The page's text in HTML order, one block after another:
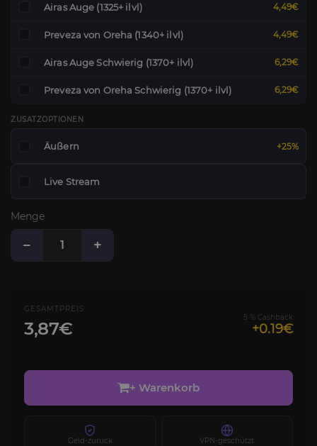
Airas Auge (1325+ ilvl) 4,49€
Preveza von Oreha (1340+ ilvl) 4,49€
Airas Auge Schwierig (1370+ ilvl) 6,29€
Preveza von Oreha Schwierig (1370+ ilvl) 6,29€
ZUSATZOPTIONEN
Äußern +25%
Live Stream
Menge
− +
GESAMTPREIS
3,87€
5 % Cashback
+0.19€
+ Warenkorb
Geld-zurück VPN-geschützt